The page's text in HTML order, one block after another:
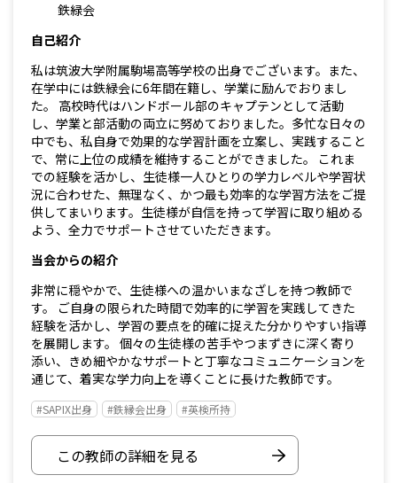
鉄緑会
自己紹介
私は筑波大学附属駒場高等学校の出身でございます。また、
在学中には鉄緑会に6年間在籍し、学業に励んでおりまし
た。 高校時代はハンドボール部のキャプテンとして活動
し、学業と部活動の両立に努めておりました。多忙な日々の
中でも、私自身で効果的な学習計画を立案し、実践すること
で、常に上位の成績を維持することができました。 これま
での経験を活かし、生徒様一人ひとりの学力レベルや学習状
況に合わせた、無理なく、かつ最も効率的な学習方法をご提
供してまいります。生徒様が自信を持って学習に取り組める
よう、全力でサポートさせていただきます。
当会からの紹介
非常に穏やかで、生徒様への温かいまなざしを持つ教師で
す。 ご自身の限られた時間で効率的に学習を実践してきた
経験を活かし、学習の要点を的確に捉えた分かりやすい指導
を展開します。 個々の生徒様の苦手やつまずきに深く寄り
添い、きめ細やかなサポートと丁寧なコミュニケーションを
通じて、着実な学力向上を導くことに長けた教師です。
#SAPIX出身 #鉄縁会出身 #英検所持
この教師の詳細を見る